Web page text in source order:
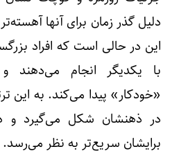
دلیل گذر زمان برای آنها
این در حالی است که افراد
با یکدیگر انجام می‌دهند
«خودکار» پیدا می‌کند. به این
در ذهنشان شکل می‌گیرد و
برایشان سریع‌تر به نظر می‌رسد.